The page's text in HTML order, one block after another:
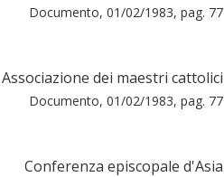
Documento, 01/02/1983, pag. 77
Associazione dei maestri cattolici
Documento, 01/02/1983, pag. 77
Conferenza episcopale d'Asia